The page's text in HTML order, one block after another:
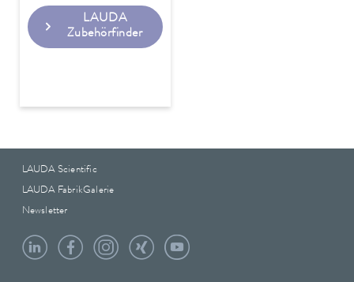
LAUDA
Zubehörfinder
LAUDA Scientific
LAUDA FabrikGalerie
Newsletter